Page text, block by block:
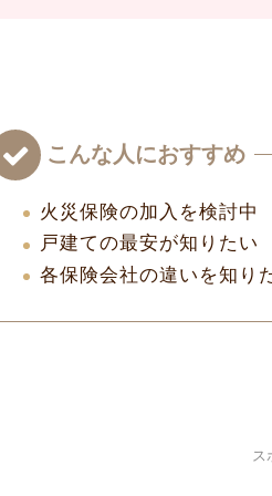
火災保険の加入を検討中
戸建ての最安が知りたい
各保険会社の違いを知り
ス